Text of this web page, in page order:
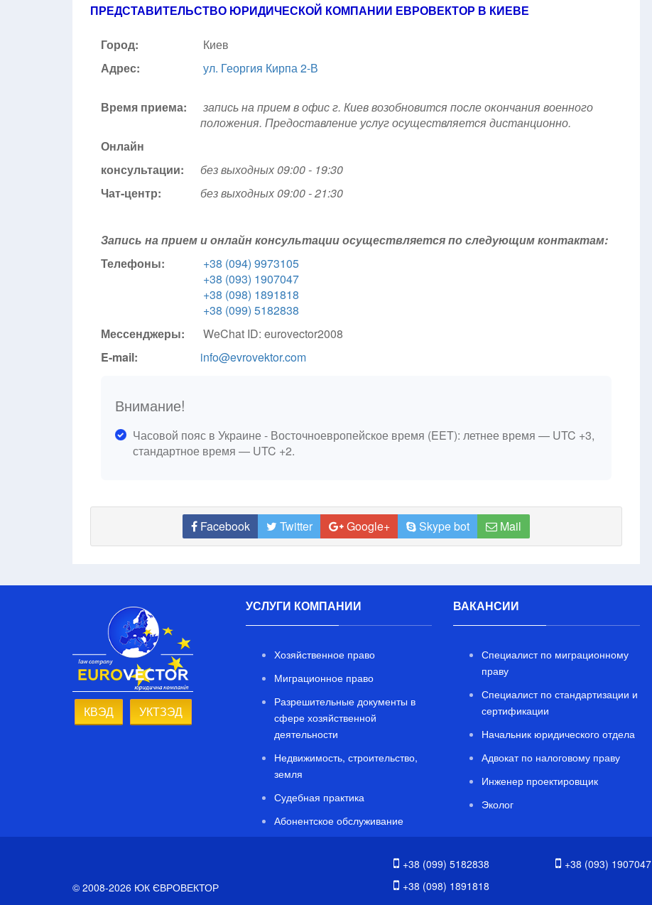
ПРЕДСТАВИТЕЛЬСТВО ЮРИДИЧЕСКОЙ КОМПАНИИ ЕВРОВЕКТОР В КИЕВЕ
Город:
Киев
Адрес:
ул. Георгия Кирпа 2-В
Время приема:
запись на прием в офис г. Киев возобновится после окончания военного
положения. Предоставление услуг осуществляется дистанционно.
Онлайн
консультации:
без выходных 09:00 - 19:30
Чат-центр:
без выходных 09:00 - 21:30
Запись на прием и онлайн консультации осуществляется по следующим контактам:
Телефоны:
+38 (094) 9973105
+38 (093) 1907047
+38 (098) 1891818
+38 (099) 5182838
Мессенджеры:
WeChat ID: eurovector2008
E-mail:
info@evrovektor.com
Внимание!
Часовой пояс в Украине - Восточноевропейское время (EET): летнее время — UTC +3,
стандартное время — UTC +2.
Facebook Twitter Google+ Skype bot Mail
КВЭД УКТЗЭД
УСЛУГИ КОМПАНИИ
Хозяйственное право
Миграционное право
Разрешительные документы в
сфере хозяйственной
деятельности
Недвижимость, строительство,
земля
Судебная практика
Абонентское обслуживание
ВАКАНСИИ
Специалист по миграционному
праву
Специалист по стандартизации и
сертификации
Начальник юридического отдела
Адвокат по налоговому праву
Инженер проектировщик
Эколог
© 2008-2026 ЮК ЄВРОВЕКТОР
+38 (099) 5182838
+38 (098) 1891818
+38 (093) 1907047